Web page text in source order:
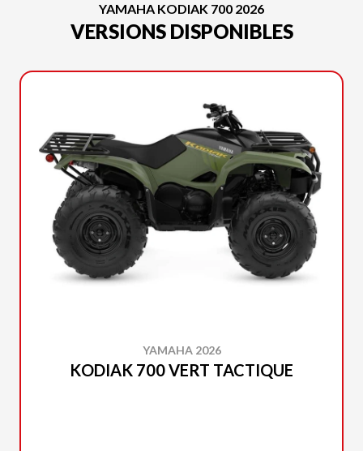
YAMAHA KODIAK 700 2026
VERSIONS DISPONIBLES
YAMAHA 2026
KODIAK 700 VERT TACTIQUE